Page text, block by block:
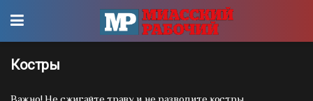
Костры
Важно! Не сжигайте траву и не разводите костры